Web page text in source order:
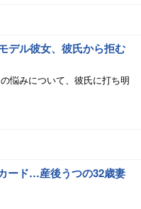
デル彼女、彼氏から拒む
悩みについて、彼氏に打ち明
ード…産後うつの32歳妻